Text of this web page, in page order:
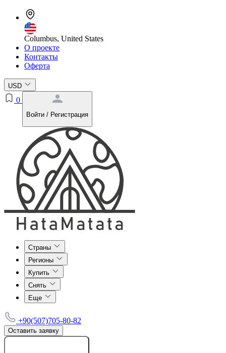
Columbus, United States
О проекте
Контакты
Оферта
USD
0
Войти / Регистрация
Страны
Регионы
Купить
Снять
Еще
+90(507)705-80-82
Оставить заявку